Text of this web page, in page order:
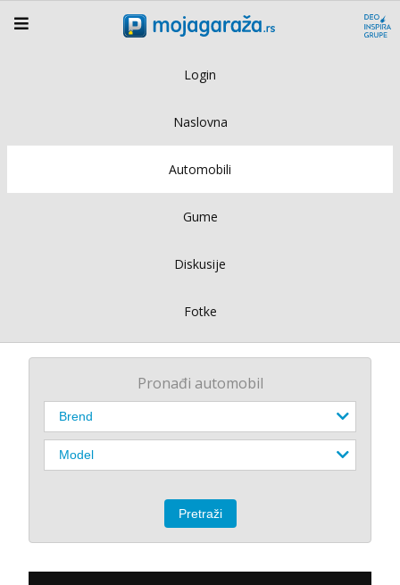
Login
Naslovna
Automobili
Gume
Diskusije
Fotke
Pronađi automobil